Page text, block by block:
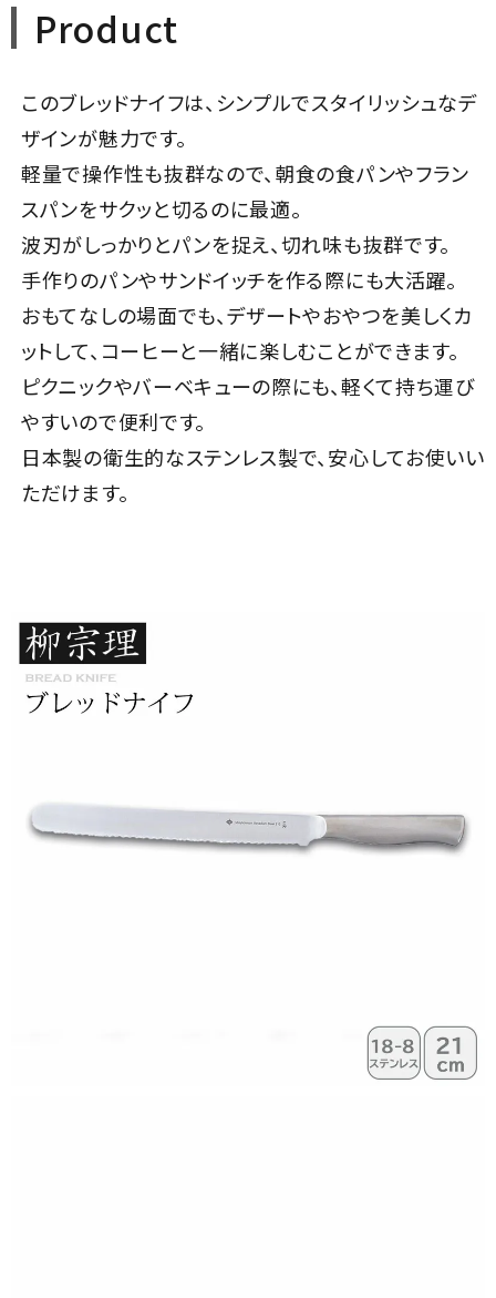
Product
このブレッドナイフは、シンプルでスタイリッシュなデ
ザインが魅力です。
軽量で操作性も抜群なので、朝食の食パンやフラン
スパンをサクッと切るのに最適。
波刃がしっかりとパンを捉え、切れ味も抜群です。
手作りのパンやサンドイッチを作る際にも大活躍。
おもてなしの場面でも、デザートやおやつを美しくカ
ットして、コーヒーと一緒に楽しむことができます。
ピクニックやバーベキューの際にも、軽くて持ち運び
やすいので便利です。
日本製の衛生的なステンレス製で、安心してお使いい
ただけます。